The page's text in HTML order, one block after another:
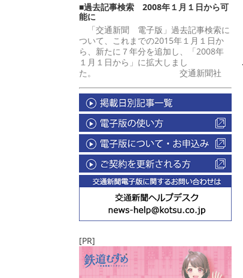
■過去記事検索 2008年１月１日から可
能に
「交通新聞 電子版」過去記事検索に
ついて、これまでの2015年１月１日か
ら、新たに７年分を追加し、「2008年
１月１日から」に拡大しまし
た。 交通新聞社
[PR]